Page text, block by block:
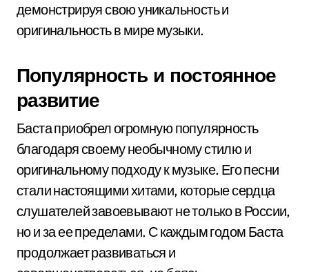
демонстрируя свою уникальность и
оригинальность в мире музыки.
Популярность и постоянное
развитие
Баста приобрел огромную популярность
благодаря своему необычному стилю и
оригинальному подходу к музыке. Его песни
стали настоящими хитами, которые сердца
слушателей завоевывают не только в России,
но и за ее пределами. С каждым годом Баста
продолжает развиваться и